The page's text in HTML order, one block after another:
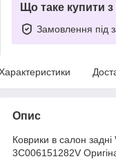
Що таке купити
Замовлення під
Опис
Коврики в салон
3C006151282V